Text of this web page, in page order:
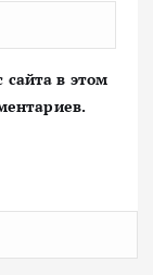
в этом